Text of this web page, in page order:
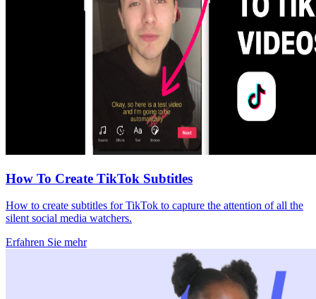
How To Create TikTok Subtitles
How to create subtitles for TikTok to capture the attention of all the
silent social media watchers.
Erfahren Sie mehr